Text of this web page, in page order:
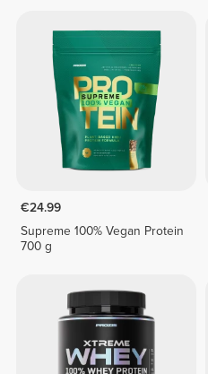
€24.99
Supreme 100% Vegan Protein
700 g